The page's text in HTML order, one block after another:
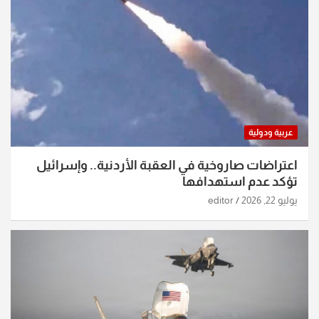
عربية ودولية
اعتراضات صاروخية في العقبة الأردنية.. وإسرائيل
تؤكد عدم استهدافها
يوليو 22, 2026 editor